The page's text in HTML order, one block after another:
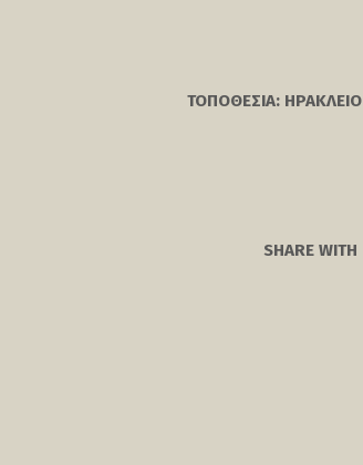
ΤΟΠΟΘΕΣΙΑ: ΗΡΑΚΛΕΙΟ
SHARE WITH